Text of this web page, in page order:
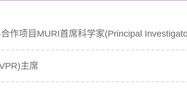
作项目MURI首席科学家(Principal
主席